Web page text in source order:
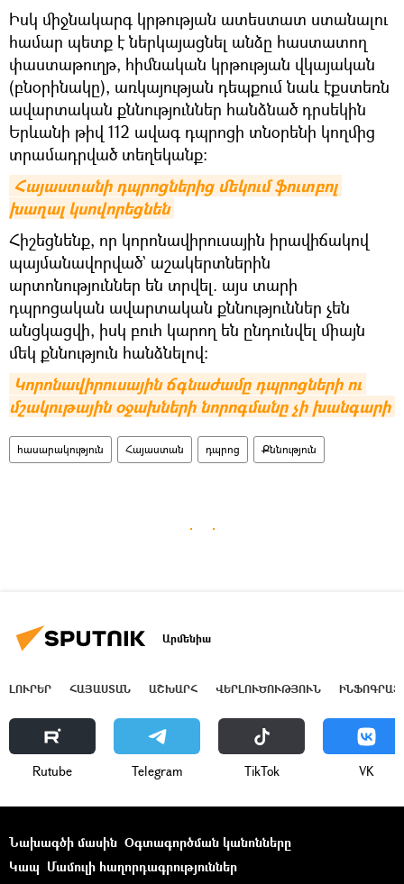
Իսկ միջնակարգ կրթության ատեստատ ստանալու
համար պետք է ներկայացնել անձը հաստատող
փաստաթուղթ, հիմնական կրթության վկայական
(բնօրինակը), առկայության դեպքում նաև էքստեռն
ավարտական քննություններ հանձնած դրսեկին
Երևանի թիվ 112 ավագ դպրոցի տնօրենի կողմից
տրամադրված տեղեկանք:
Հայաստանի դպրոցներից մեկում ֆուտբոլ
խաղալ կսովորեցնեն
Հիշեցնենք, որ կորոնավիրուսային իրավիճակով
պայմանավորված` աշակերտներին
արտոնություններ են տրվել. այս տարի
դպրոցական ավարտական քննություններ չեն
անցկացվի, իսկ բուհ կարող են ընդունվել միայն
մեկ քննություն հանձնելով։
Կորոնավիրուսային ճգնաժամը դպրոցների ու
մշակութային օջախների նորոգմանը չի խանգարի
հասարակություն Հայաստան դպրոց Քննություն
Արմենիա
ԼՈՒՐԵՐ ՀԱՅԱՍՏԱՆ ԱՇԽԱՐՀ ՎԵՐԼՈՒԾՈՒԹՅՈՒՆ
Rutube Telegram ТikТоk VK
Նախագծի մասին Օգտագործման կանոնները
Կապ Մամուլի հաղորդագրություններ